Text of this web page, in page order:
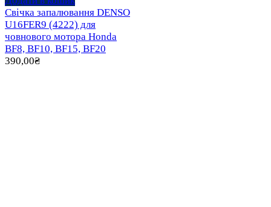
Свічка запалювання DENSO
U16FER9 (4222) для
човнового мотора Honda
BF8, BF10, BF15, BF20
390,00₴